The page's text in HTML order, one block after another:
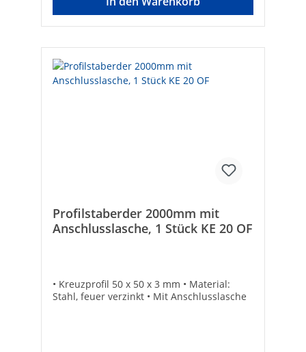
Profilstaberder 2000mm mit
Anschlusslasche, 1 Stück KE 20 OF
• Kreuzprofil 50 x 50 x 3 mm • Material:
Stahl, feuer verzinkt • Mit Anschlusslasche